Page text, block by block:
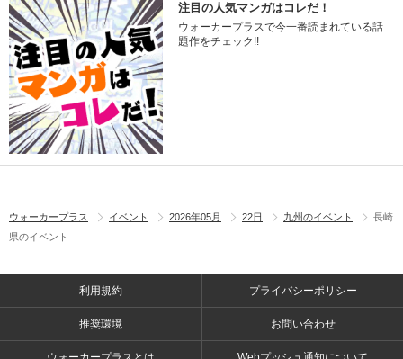
注目の人気マンガはコレだ！
ウォーカープラスで今一番読まれている話
題作をチェック!!
ウォーカープラス イベント 2026年05月 22日 九州のイベント
長崎
県のイベント
利用規約 プライバシーポリシー
推奨環境 お問い合わせ